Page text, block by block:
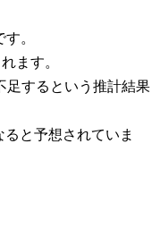
。
ます。
足するという推計結果
と予想されていま